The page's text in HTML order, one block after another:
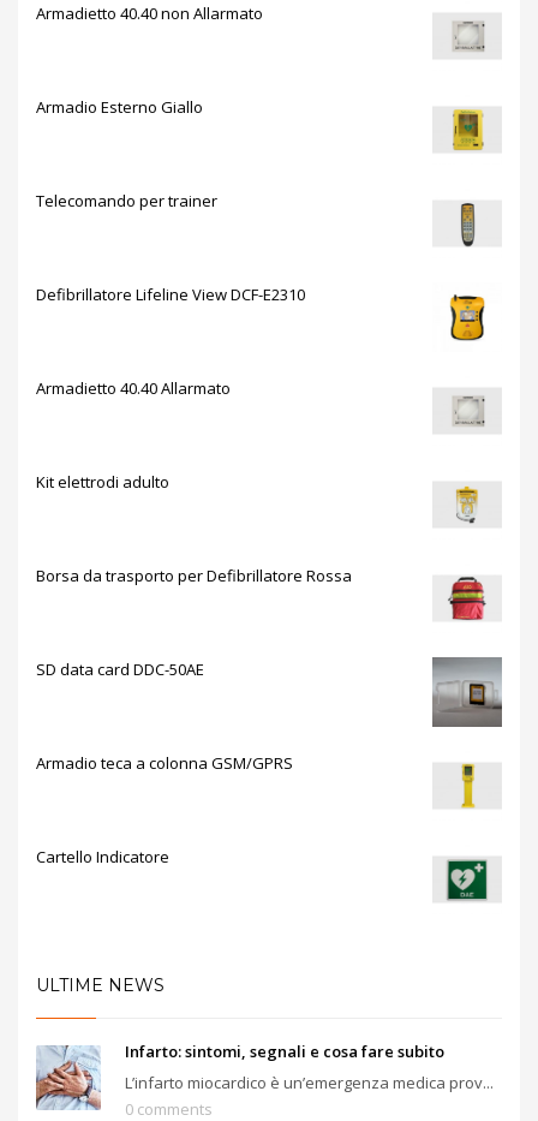
Armadietto 40.40 non Allarmato
Armadio Esterno Giallo
Telecomando per trainer
Defibrillatore Lifeline View DCF-E2310
Armadietto 40.40 Allarmato
Kit elettrodi adulto
Borsa da trasporto per Defibrillatore Rossa
SD data card DDC-50AE
Armadio teca a colonna GSM/GPRS
Cartello Indicatore
ULTIME NEWS
Infarto: sintomi, segnali e cosa fare subito
L’infarto miocardico è un’emergenza medica prov...
0 comments